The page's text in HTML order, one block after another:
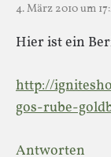
4. März 2010 um
Hier ist ein
http://
gos-rube-
Antworten